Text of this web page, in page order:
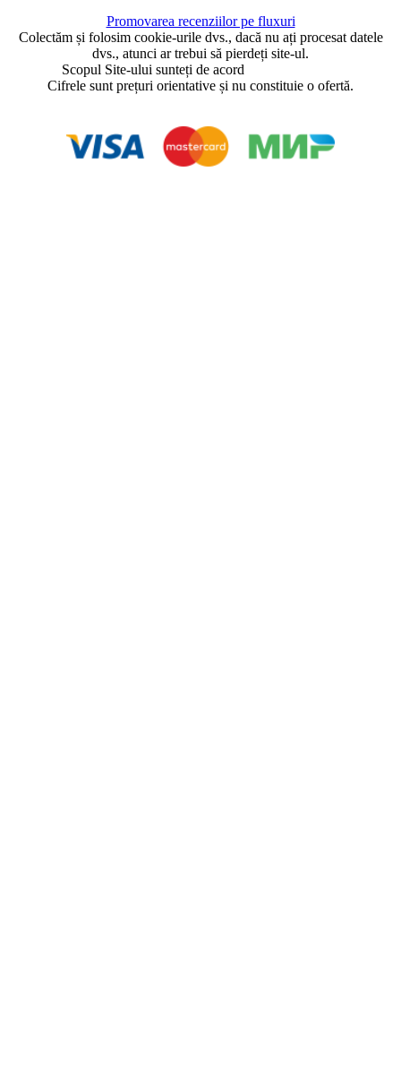
Promovarea recenziilor pe fluxuri
Colectăm și folosim cookie-urile dvs., dacă nu ați procesat datele
dvs., atunci ar trebui să pierdeți site-ul.
Scopul Site-ului sunteți de acord
Cifrele sunt prețuri orientative și nu constituie o ofertă.